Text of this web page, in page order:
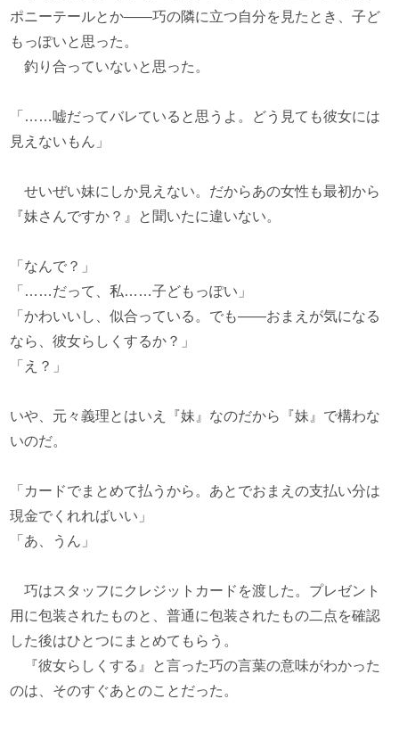
ポニーテールとか――巧の隣に立つ自分を見たとき、子ど
もっぽいと思った。
釣り合っていないと思った。
「……嘘だってバレていると思うよ。どう見ても彼女には
見えないもん」
せいぜい妹にしか見えない。だからあの女性も最初から
『妹さんですか？』と聞いたに違いない。
「なんで？」
「……だって、私……子どもっぽい」
「かわいいし、似合っている。でも――おまえが気になる
なら、彼女らしくするか？」
「え？」
いや、元々義理とはいえ『妹』なのだから『妹』で構わな
いのだ。
「カードでまとめて払うから。あとでおまえの支払い分は
現金でくれればいい」
「あ、うん」
巧はスタッフにクレジットカードを渡した。プレゼント
用に包装されたものと、普通に包装されたもの二点を確認
した後はひとつにまとめてもらう。
『彼女らしくする』と言った巧の言葉の意味がわかった
のは、そのすぐあとのことだった。